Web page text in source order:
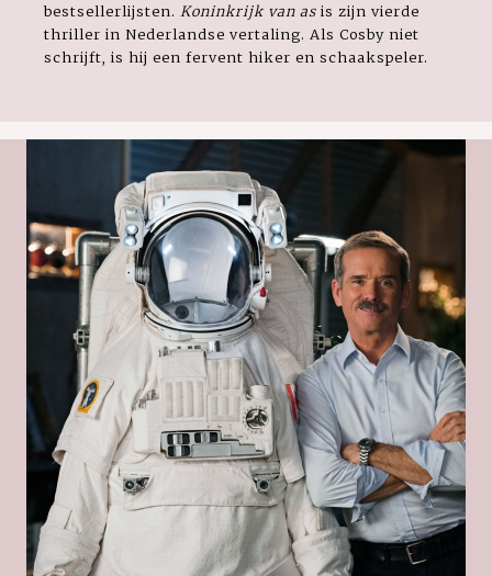
bestsellerlijsten. Koninkrijk van as is zijn vierde
thriller in Nederlandse vertaling. Als Cosby niet
schrijft, is hij een fervent hiker en schaakspeler.